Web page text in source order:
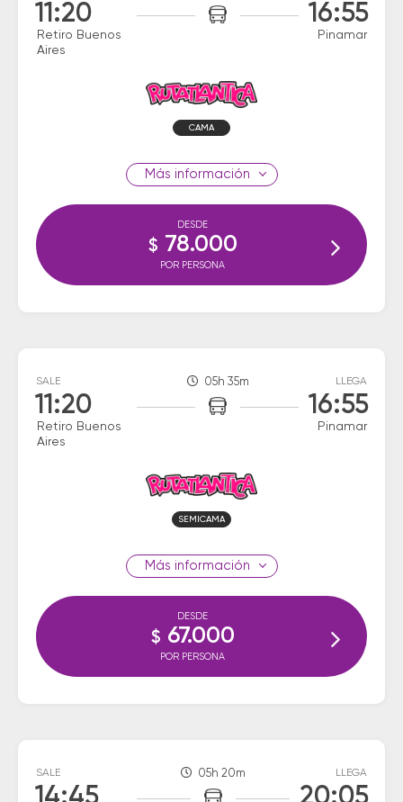
11:20
Retiro Buenos
Aires
16:55
Pinamar
CAMA
información
DESDE
$ 78.000
POR PERSONA
SALE
11:20
Retiro Buenos
Aires
05h 35m LLEGA
16:55
Pinamar
SEMICAMA
información
DESDE
$ 67.000
POR PERSONA
SALE 05h 20m LLEGA